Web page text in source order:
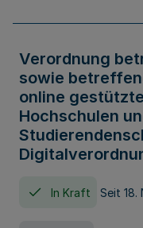
Verordnung
sowie
online
Hochschulen
In Kraft Seit 18.